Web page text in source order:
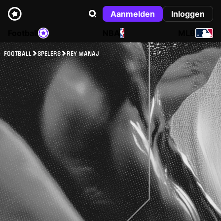
Aanmelden
Inloggen
NBA
FOOTBALL SPELERS REY MANAJ